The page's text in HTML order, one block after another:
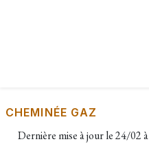
CHEMINÉE GAZ
Dernière mise à jour le24/02 à